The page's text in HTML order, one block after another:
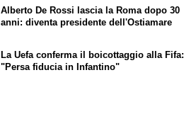
Alberto De Rossi lascia la Roma dopo 30
anni: diventa presidente dell'Ostiamare
La Uefa conferma il boicottaggio alla Fifa:
"Persa fiducia in Infantino"